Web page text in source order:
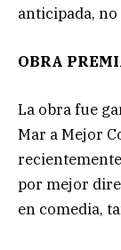
anticipada, no
OBRA
La obra fue
Mar a Mejor
por mejor
en comedia,